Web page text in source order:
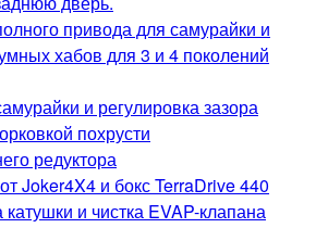
привода для самурайки и
хабов для 3 и 4 поколений
и регулировка зазора
похрусти
редуктора
Joker4X4 и бокс TerraDrive 440
и чистка EVAP-клапана